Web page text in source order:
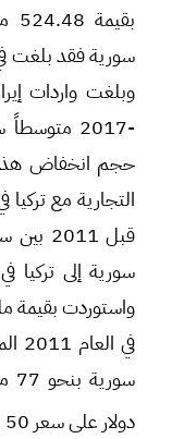
حجم انخفاض هذه
التجارية مع تركيا
دولار على سعر 50 ليرة للدولار)